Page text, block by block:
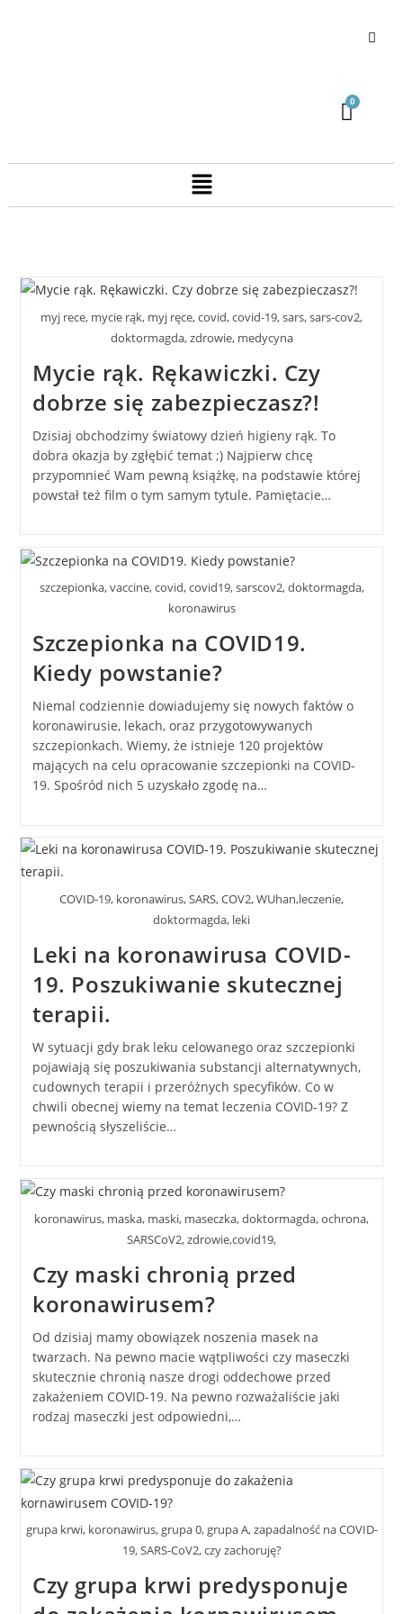
myj rece, mycie rąk, myj ręce, covid, covid-19, sars, sars-cov2,
doktormagda, zdrowie, medycyna
Mycie rąk. Rękawiczki. Czy
dobrze się zabezpieczasz?!
Dzisiaj obchodzimy światowy dzień higieny rąk. To
dobra okazja by zgłębić temat ;) Najpierw chcę
przypomnieć Wam pewną książkę, na podstawie której
powstał też film o tym samym tytule. Pamiętacie…
szczepionka, vaccine, covid, covid19, sarscov2, doktormagda,
koronawirus
Szczepionka na COVID19.
Kiedy powstanie?
Niemal codziennie dowiadujemy się nowych faktów o
koronawirusie, lekach, oraz przygotowywanych
szczepionkach. Wiemy, że istnieje 120 projektów
mających na celu opracowanie szczepionki na COVID-
19. Spośród nich 5 uzyskało zgodę na…
COVID-19, koronawirus, SARS, COV2, WUhan,leczenie,
doktormagda, leki
Leki na koronawirusa COVID-
19. Poszukiwanie skutecznej
terapii.
W sytuacji gdy brak leku celowanego oraz szczepionki
pojawiają się poszukiwania substancji alternatywnych,
cudownych terapii i przeróżnych specyfików. Co w
chwili obecnej wiemy na temat leczenia COVID-19? Z
pewnością słyszeliście…
koronawirus, maska, maski, maseczka, doktormagda, ochrona,
SARSCoV2, zdrowie,covid19,
Czy maski chronią przed
koronawirusem?
Od dzisiaj mamy obowiązek noszenia masek na
twarzach. Na pewno macie wątpliwości czy maseczki
skutecznie chronią nasze drogi oddechowe przed
zakażeniem COVID-19. Na pewno rozważaliście jaki
rodzaj maseczki jest odpowiedni,…
grupa krwi, koronawirus, grupa 0, grupa A, zapadalność na COVID-
19, SARS-CoV2, czy zachoruję?
Czy grupa krwi predysponuje